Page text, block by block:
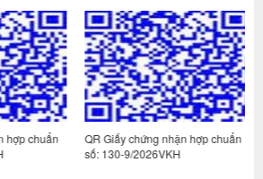
chuẩn
QR Giấy chứng nhận hợp chuẩn
số: 130-9/2026VKH